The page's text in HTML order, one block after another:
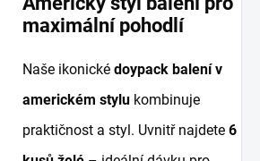
maximální pohodlí
Naše ikonickédoypack balení v
americkém stylu kombinuje
praktičnost a styl. Uvnitř najdete6